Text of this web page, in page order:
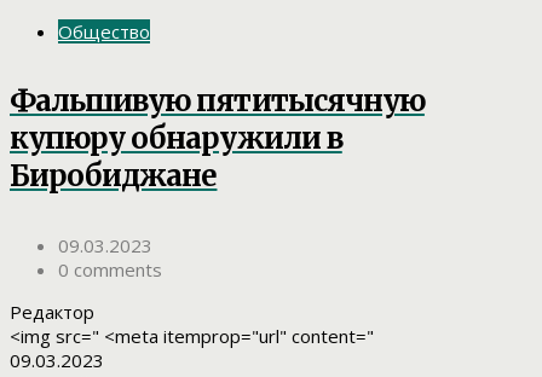
Общество
Фальшивую пятитысячную
купюру обнаружили в
Биробиджане
09.03.2023
0 comments
Редактор
<img src=" <meta itemprop="url" content="
09.03.2023